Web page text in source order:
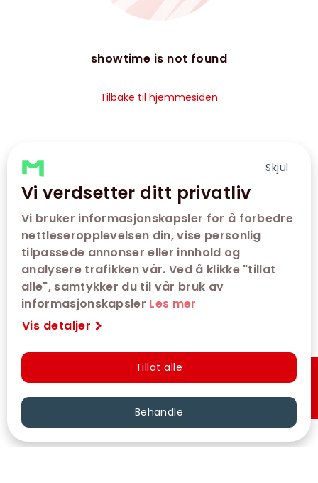
Skjul
Vi verdsetter ditt privatliv
Vi bruker informasjonskapsler for å forbedre
nettleseropplevelsen din, vise personlig
tilpassede annonser eller innhold og
analysere trafikken vår. Ved å klikke "tillat
alle", samtykker du til vår bruk av
informasjonskapsler Les mer
Vis detaljer
Tillat alle
Behandle
showtime is not found
Tilbake til hjemmesiden
Hurtigkjøp